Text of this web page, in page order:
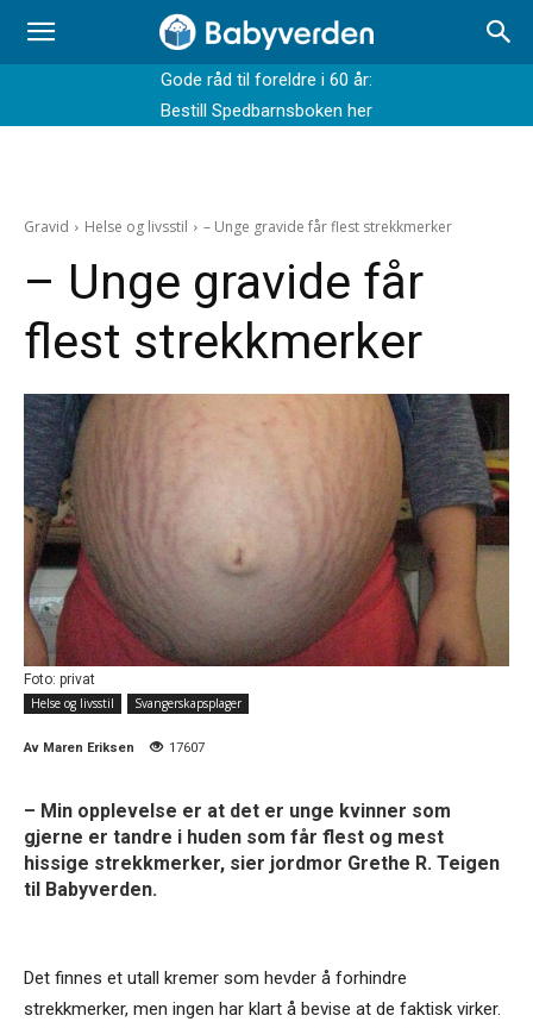
Gode råd til foreldre i 60 år:
Bestill Spedbarnsboken her
Gravid Helse og livsstil – Unge gravide får flest strekkmerker
– Unge gravide får
flest strekkmerker
Foto: privat
Helse og livsstil
Svangerskapsplager
Av Maren Eriksen 17607
– Min opplevelse er at det er unge kvinner som
gjerne er tandre i huden som får flest og mest
hissige strekkmerker, sier jordmor Grethe R. Teigen
til Babyverden.
Det finnes et utall kremer som hevder å forhindre
strekkmerker, men ingen har klart å bevise at de faktisk virker.